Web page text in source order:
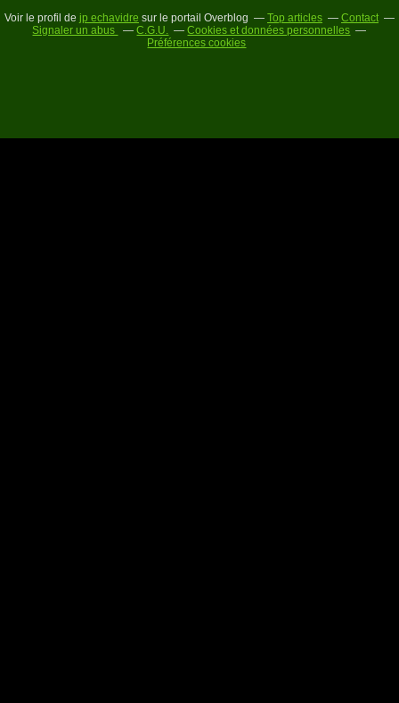
Voir le profil de jp echavidre sur le portail Overblog Top articles
Contact
Signaler un abus
C.G.U.
Cookies et données personnelles
Préférences cookies